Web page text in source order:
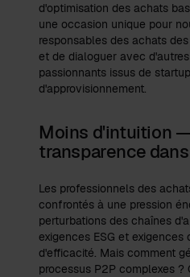
d'optimisation des achats
une occasion unique pour
responsables des achats
et de dialoguer avec
passionnants issus de
d'approvisionnement.
Moins d'intuition
transparence
Les professionnels des
confrontés à une pression
perturbations des chaînes
exigences ESG et exigences
d'efficacité. Mais comment
processus P2P complexes ?